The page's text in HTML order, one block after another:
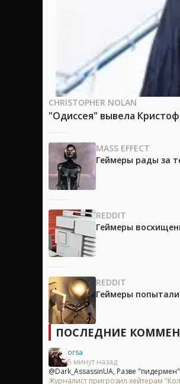
CHRISTOPHER NOLAN
"Одиссея" вывела
MASS EFFECT
Геймеры рады за
REDDIT
Геймеры
REDDIT
Геймеры
ПОСЛЕДНИЕ
orsa
5 минут назад
@Dark_AssassinUA, Разве
Журналист пригрозил хейтерам